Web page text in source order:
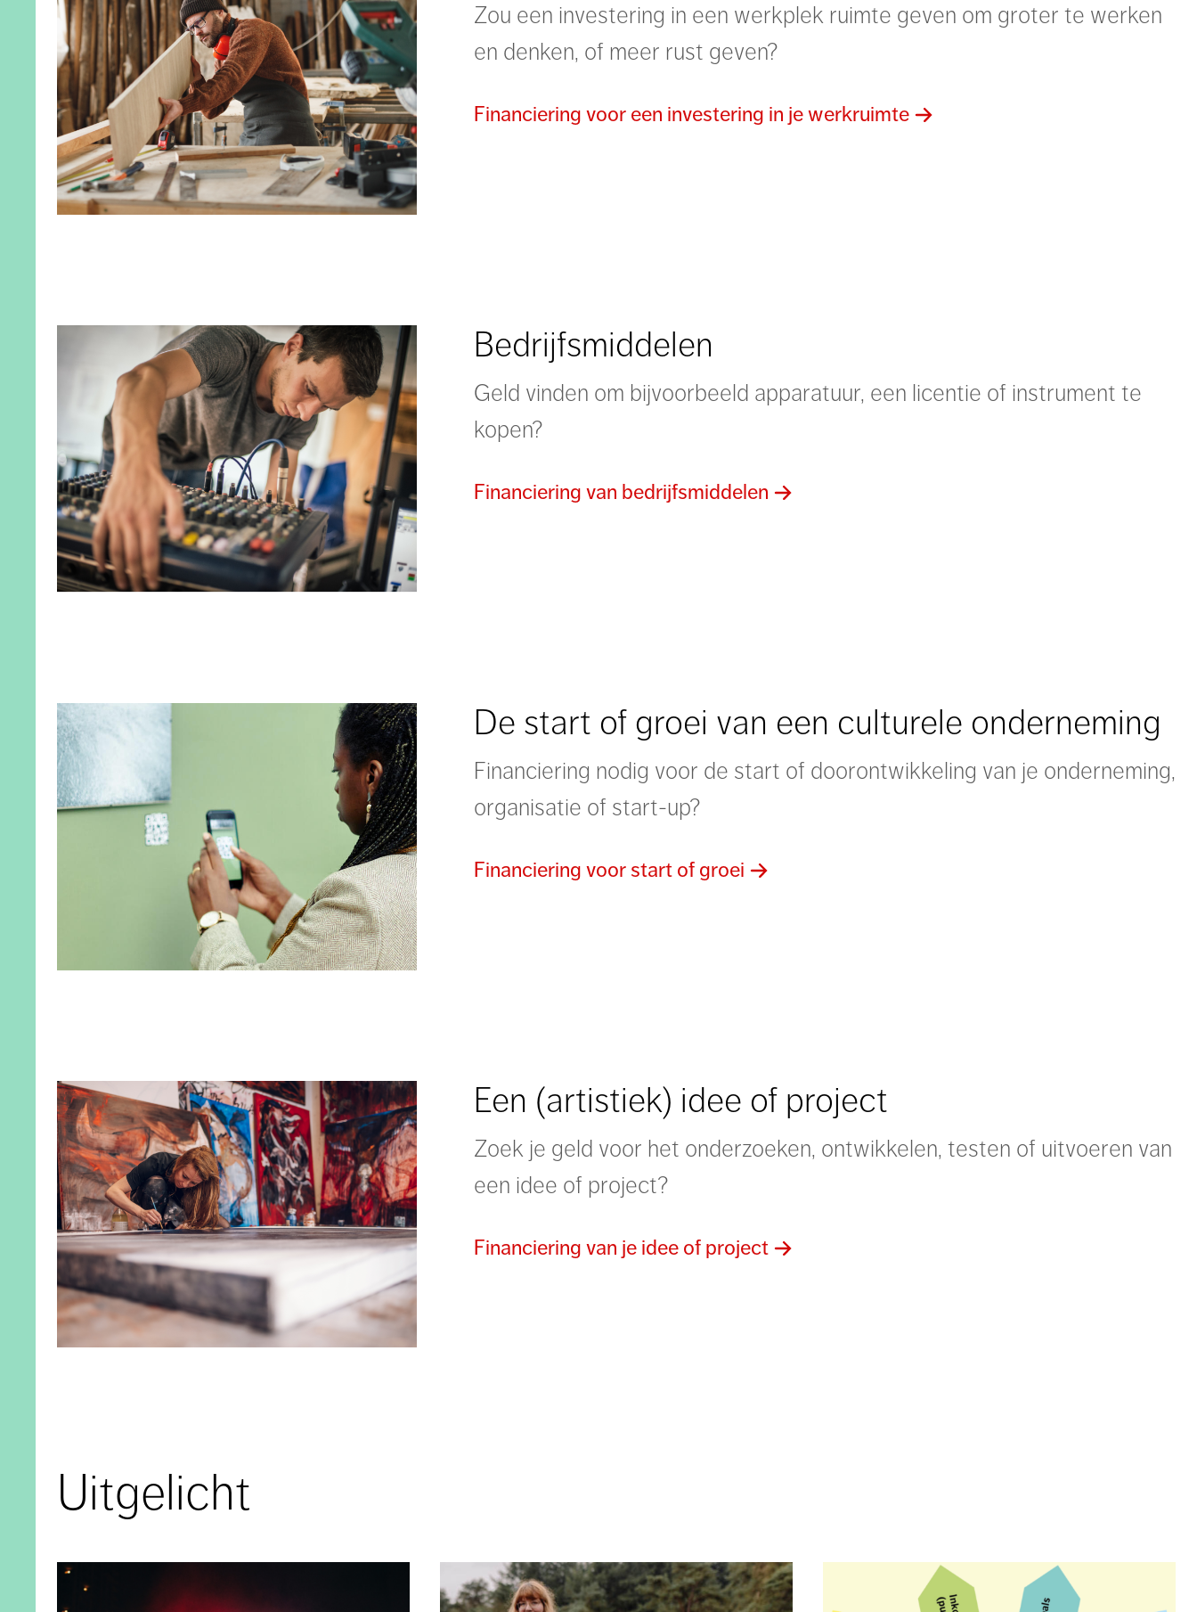
Zou een investering in een werkplek ruimte geven om groter te werken
en denken, of meer rust geven?
Financiering voor een investering in je werkruimte
Bedrijfsmiddelen
Geld vinden om bijvoorbeeld apparatuur, een licentie of instrument te
kopen?
Financiering van bedrijfsmiddelen
De start of groei van een culturele onderneming
Financiering nodig voor de start of doorontwikkeling van je onderneming,
organisatie of start-up?
Financiering voor start of groei
Een (artistiek) idee of project
Zoek je geld voor het onderzoeken, ontwikkelen, testen of uitvoeren van
een idee of project?
Financiering van je idee of project
Uitgelicht